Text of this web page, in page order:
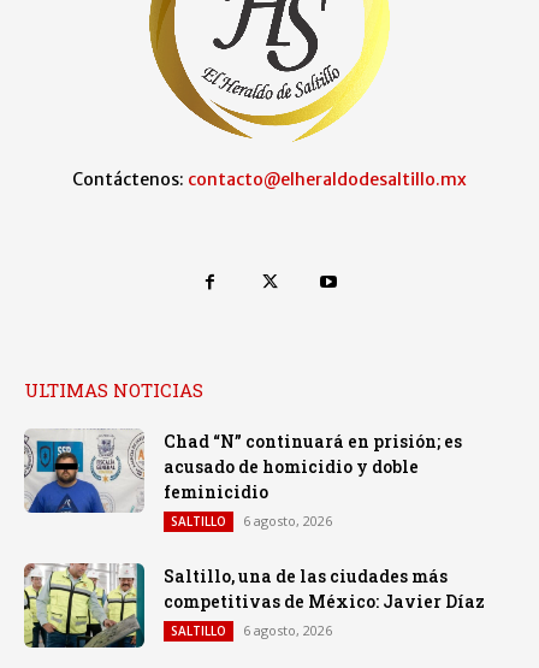
Contáctenos: contacto@elheraldodesaltillo.mx
ULTIMAS NOTICIAS
Chad “N” continuará en prisión; es
acusado de homicidio y doble
feminicidio
SALTILLO 6 agosto, 2026
Saltillo, una de las ciudades más
competitivas de México: Javier Díaz
SALTILLO 6 agosto, 2026